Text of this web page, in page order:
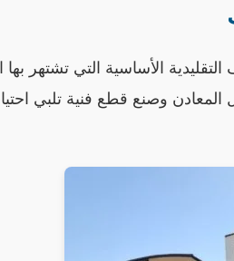
الأساسية التي تشتهر بها
المعادن وصنع قطع فنية تلبي